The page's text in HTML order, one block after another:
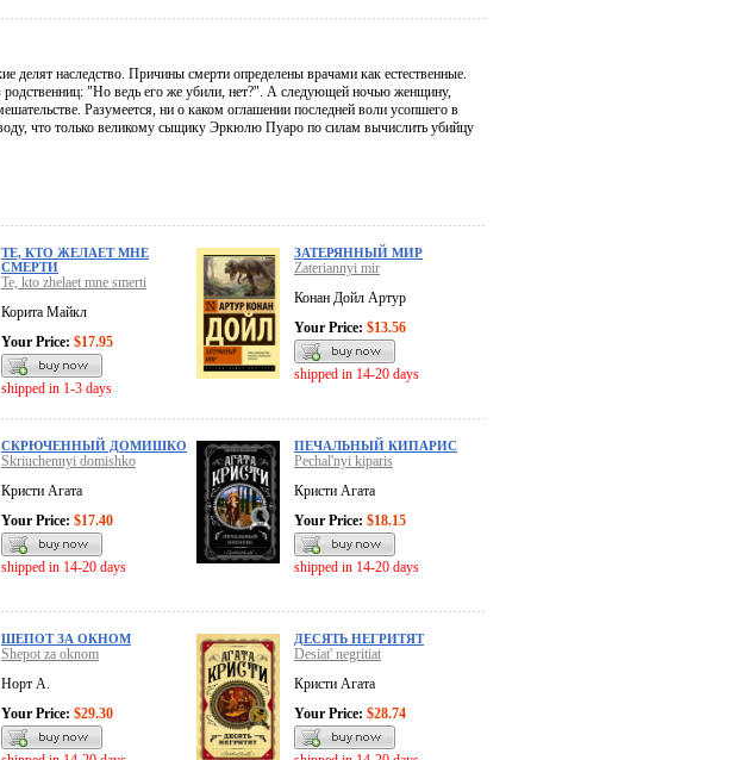
делят наследство. Причины смерти определены врачами как естественные.
родственниц: "Но ведь его же убили, нет?". А следующей ночью женщину,
Разумеется, ни о каком оглашении последней воли усопшего в
что только великому сыщику Эркюлю Пуаро по силам вычислить убийцу
ТЕ, КТО ЖЕЛАЕТ МНЕ
СМЕРТИ
Te, kto zhelaet mne smerti
Корита Майкл
Your Price: $17.95
shipped in 1-3 days
ЗАТЕРЯННЫЙ МИР
Zateriannyi mir
Конан Дойл Артур
Your Price: $13.56
shipped in 14-20 days
СКРЮЧЕННЫЙ ДОМИШКО
Skriuchennyi domishko
Кристи Агата
Your Price: $17.40
shipped in 14-20 days
ПЕЧАЛЬНЫЙ КИПАРИС
Pechal'nyi kiparis
Кристи Агата
Your Price: $18.15
shipped in 14-20 days
ШЕПОТ ЗА ОКНОМ
Shepot za oknom
Норт А.
Your Price: $29.30
ДЕСЯТЬ НЕГРИТЯТ
Desiat' negritiat
Кристи Агата
Your Price: $28.74